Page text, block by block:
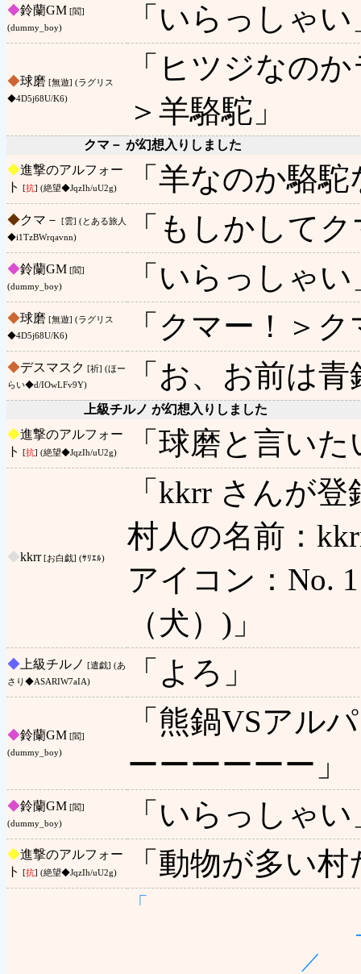
◆鈴蘭GM [閻]
(dummy_boy)
「いらっしゃい
◆球磨 [無遊] (ラグリス
◆4D5j68U/K6)
「ヒツジなの
＞羊駱駝」
クマ－ が幻想入りしました
◆進撃のアルフォー
ト
[抗] (絶望◆JqzIh/uU2g) 「羊なのか駱
◆クマ－
[雲] (とある旅人
◆i1TzBWrqavnn)
「もしかして
◆鈴蘭GM [閻]
(dummy_boy)
「いらっしゃい
◆球磨 [無遊] (ラグリス
◆4D5j68U/K6)
「クマー！＞
◆デスマスク [祈] (ほー
らい◆d/IOwLFv9Y)
「お、お前は
上級チルノ が幻想入りしました
◆進撃のアルフォー
ト
[抗] (絶望◆JqzIh/uU2g) 「球磨と言い
◆kkrr[お白戯] (ｻﾘｴﾙ)
「kkrr さんが
村人の名前：
アイコン：No.
（犬）)」
◆ 上級チルノ
[遣戯] (あ
さり◆ASARIW7aIA)
「よろ」
◆鈴蘭GM [閻]
(dummy_boy)
「熊鍋VSアル
ーーーーーー」
◆鈴蘭GM [閻]
(dummy_boy)
「いらっしゃい
◆進撃のアルフォー
ト
[抗] (絶望◆JqzIh/uU2g) 「動物が多い
「
-‐…‐/
／